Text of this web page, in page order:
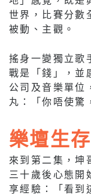
世界，比賽分數
被動、主觀。
搖身一變獨立歌
戰是「錢」，並
公司及音樂單位
丸：「你唔使驚
樂壇生
來到第二集，坤
三十歲後心態開
享經驗：「看到